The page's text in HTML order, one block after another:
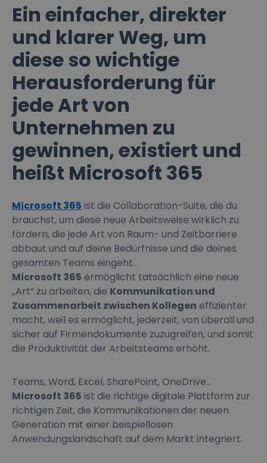
Ein einfacher, direkter
und klarer Weg, um
diese so wichtige
Herausforderung für
jede Art von
Unternehmen zu
gewinnen, existiert und
heißt Microsoft 365
Microsoft 365 ist die Collaboration-Suite, die du
brauchst, um diese neue Arbeitsweise wirklich zu
fördern, die jede Art von Raum- und Zeitbarriere
abbaut und auf deine Bedürfnisse und die deines
gesamten Teams eingeht.
Microsoft 365 ermöglicht tatsächlich eine neue
„Art“ zu arbeiten, die Kommunikation und
Zusammenarbeit zwischen Kollegen effizienter
macht, weil es ermöglicht, jederzeit, von überall und
sicher auf Firmendokumente zuzugreifen, und somit
die Produktivität der Arbeitsteams erhöht.
Teams, Word, Excel, SharePoint, OneDrive...
Microsoft 365 ist die richtige digitale Plattform zur
richtigen Zeit, die Kommunikationen der neuen
Generation mit einer beispiellosen
Anwendungslandschaft auf dem Markt integriert.